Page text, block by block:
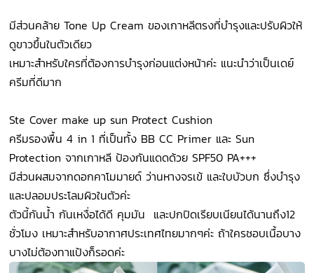
มีส่วนคล้าย Tone Up Cream ของเกาหลีตรงที่บำรุงและปรับผิวให้
ดูขาวขึ้นในตัวเดียว
เหมาะสำหรับใครที่ต้องการบำรุงก่อนแต่งหน้าค่ะ แนะนำว่าเป็นเดย์
ครีมที่ดีมาก
Ste Cover make up sun Protect Cushion
ครีมรองพื้น 4 in 1 ที่เป็นทั้ง BB CC Primer และ Sun
Protection จากเกาหลี ป้องกันแดดด้วย SPF50 PA+++
มีส่วนผสมจากดอกคาโมมายด์ ว่านหางจรเข้ และใบบัวบก ซึ่งบำรุง
และปลอมประโลมผิวในตัวค่ะ
ตัวนี้กันน้ำ กันเหงื่อได้ดี คุมมัน และปกปิดเรียบเนียนได้นานถึง12
ชั่วโมง เหมาะสำหรับอากาศประเทศไทยมากๆค่ะ ถ้าใครชอบเนื้อบาง
บางไม่ต้องทาแป้งก็รอดค่ะ